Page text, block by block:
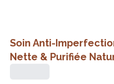
Soin Anti-
Nette & Purifiée